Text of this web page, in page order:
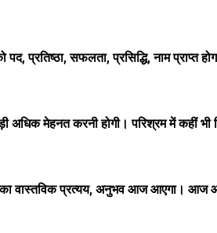
प्रतिष्ठा, सफलता, प्रसिद्धि, नाम
मेहनत करनी होगी। परिश्रम में कहीं भी
वास्तविक प्रत्यय, अनुभव आज आएगा। आज